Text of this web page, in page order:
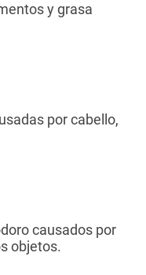
y grasa
por cabello,
causados por
objetos.